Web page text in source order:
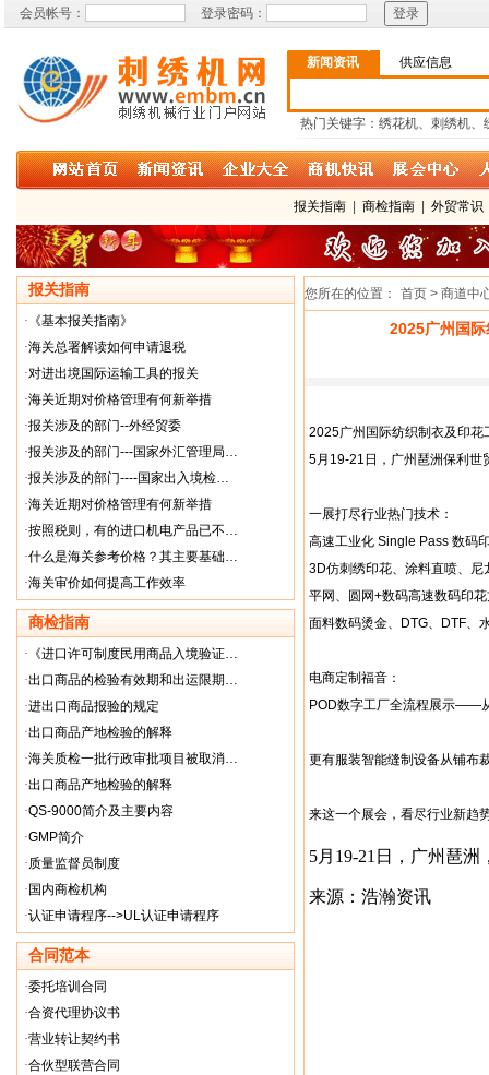
会员帐号： 登录密码：
新闻资讯 供应信息
热门关键字：绣花机、刺绣机、
报关指南 商检指南 外贸常识
报关指南
· 《基本报关指南》
·海关总署解读如何申请退税
·对进出境国际运输工具的报关
·海关近期对价格管理有何新举措
·报关涉及的部门--外经贸委
·报关涉及的部门---国家外汇管理局…
·报关涉及的部门----国家出入境检…
·海关近期对价格管理有何新举措
·按照税则，有的进口机电产品已不…
·什么是海关参考价格？其主要基础…
·海关审价如何提高工作效率
商检指南
· 《进口许可制度民用商品入境验证…
·出口商品的检验有效期和出运限期…
·进出口商品报验的规定
·出口商品产地检验的解释
·海关质检一批行政审批项目被取消…
·出口商品产地检验的解释
·QS-9000简介及主要内容
·GMP简介
·质量监督员制度
· 国内商检机构
·认证申请程序-->UL认证申请程序
合同范本
·委托培训合同
·合资代理协议书
·营业转让契约书
·合伙型联营合同
您所在的位置： 首页 > 商道中
2025广州国
2025广州国际纺织制衣及印花
5月19-21日，广州琶洲保利世
一展打尽行业热门技术：
高速工业化 Single Pass 数码
3D仿刺绣印花、涂料直喷、尼
平网、圆网+数码高速数码印
面料数码烫金、DTG、DTF、
电商定制福音：
POD数字工厂全流程展示——
更有服装智能缝制设备从铺布
来这一个展会，看尽行业新趋
5月19-21日，广州琶洲
来源：浩瀚资讯